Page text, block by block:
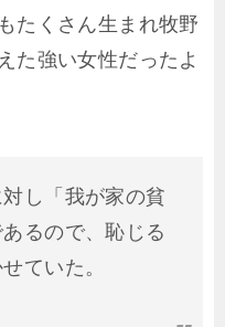
たくさん生まれ牧野
た強い女性だったよ
し「我が家の貧
るので、恥じる
ていた。